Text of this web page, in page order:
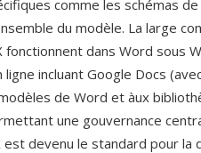
comme les schémas
du modèle. La large
fonctionnent dans Word sous
incluant Google Docs
de Word et àux
une gouvernance
est devenu le standard pour